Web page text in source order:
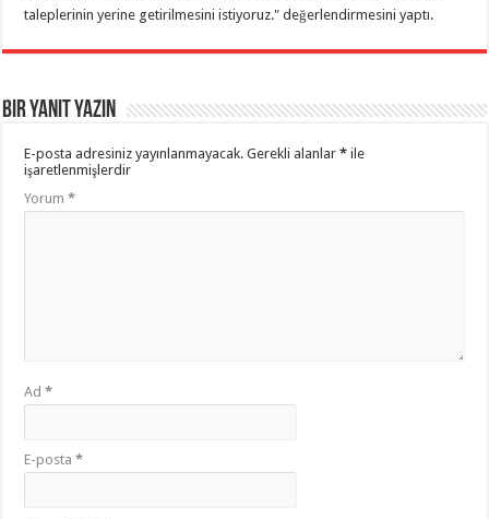
taleplerinin yerine getirilmesini istiyoruz." değerlendirmesini yaptı.
Bir yanıt yazın
E-posta adresiniz yayınlanmayacak. Gerekli alanlar* ile
işaretlenmişlerdir
Yorum*
Ad*
E-posta*